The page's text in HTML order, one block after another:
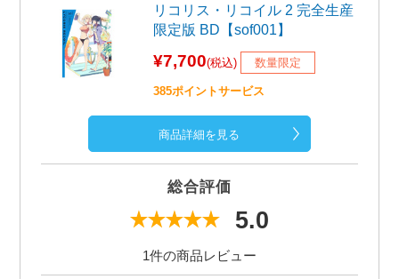
リコリス・リコイル 2 完全生産
限定版 BD【sof001】
¥7,700(税込) 数量限定
385ポイントサービス
商品詳細を見る
総合評価
5.0
1件の商品レビュー